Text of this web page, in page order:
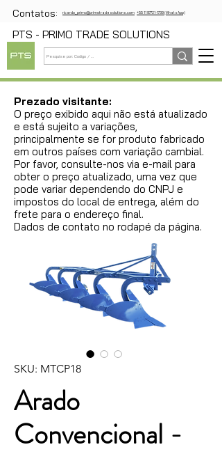
Contatos: ricardo_primo@primotradesolutions.com +55 11 97721-1739 (WhatsApp)
PTS - PRIMO TRADE SOLUTIONS
Prezado visitante:
O preço exibido aqui não está atualizado
e está sujeito a variações,
principalmente se for produto fabricado
em outros países com variação cambial.
Por favor, consulte-nos via e-mail para
obter o preço atualizado, uma vez que
pode variar dependendo do CNPJ e
impostos do local de entrega, além do
frete para o endereço final.
Dados de contato no rodapé da página.
SKU: MTCP18
Arado
Convencional -